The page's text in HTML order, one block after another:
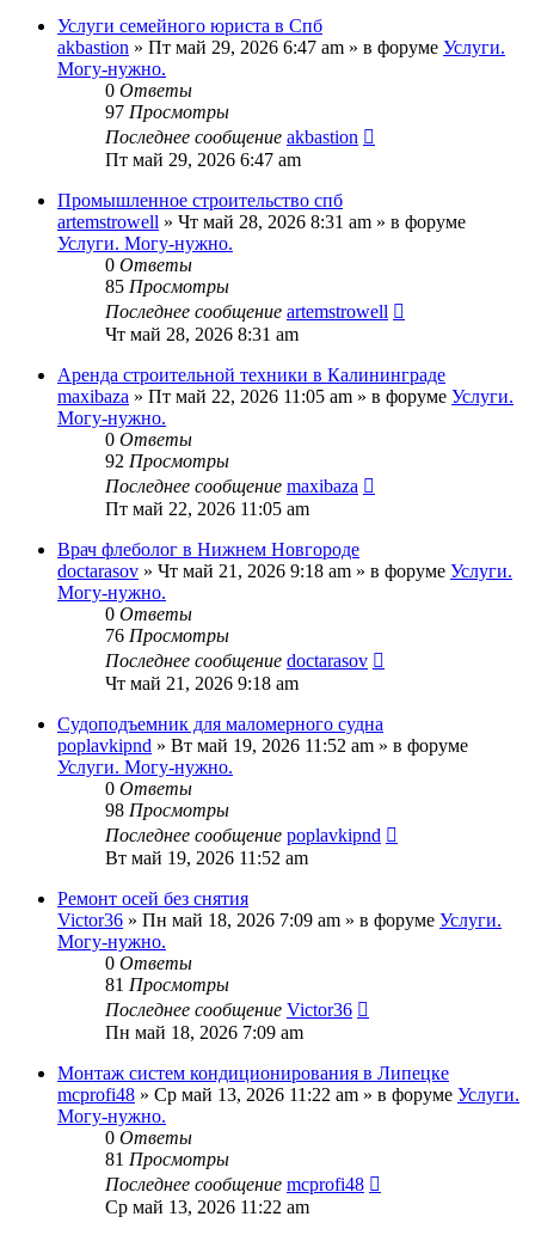
Услуги семейного юриста в Спб
akbastion » Пт май 29, 2026 6:47 am » в форуме Услуги.
Могу-нужно.
0 Ответы
97 Просмотры
Последнее сообщение akbastion
Пт май 29, 2026 6:47 am
Промышленное строительство спб
artemstrowell » Чт май 28, 2026 8:31 am » в форуме
Услуги. Могу-нужно.
0 Ответы
85 Просмотры
Последнее сообщение artemstrowell
Чт май 28, 2026 8:31 am
Аренда строительной техники в Калининграде
maxibaza » Пт май 22, 2026 11:05 am » в форуме Услуги.
Могу-нужно.
0 Ответы
92 Просмотры
Последнее сообщение maxibaza
Пт май 22, 2026 11:05 am
Врач флеболог в Нижнем Новгороде
doctarasov » Чт май 21, 2026 9:18 am » в форуме Услуги.
Могу-нужно.
0 Ответы
76 Просмотры
Последнее сообщение doctarasov
Чт май 21, 2026 9:18 am
Судоподъемник для маломерного судна
poplavkipnd » Вт май 19, 2026 11:52 am » в форуме
Услуги. Могу-нужно.
0 Ответы
98 Просмотры
Последнее сообщение poplavkipnd
Вт май 19, 2026 11:52 am
Ремонт осей без снятия
Victor36 » Пн май 18, 2026 7:09 am » в форуме Услуги.
Могу-нужно.
0 Ответы
81 Просмотры
Последнее сообщение Victor36
Пн май 18, 2026 7:09 am
Монтаж систем кондиционирования в Липецке
mcprofi48 » Ср май 13, 2026 11:22 am » в форуме Услуги.
Могу-нужно.
0 Ответы
81 Просмотры
Последнее сообщение mcprofi48
Ср май 13, 2026 11:22 am